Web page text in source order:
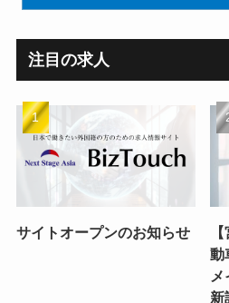
注目の求人
サイトオープンのお知らせ
動
新